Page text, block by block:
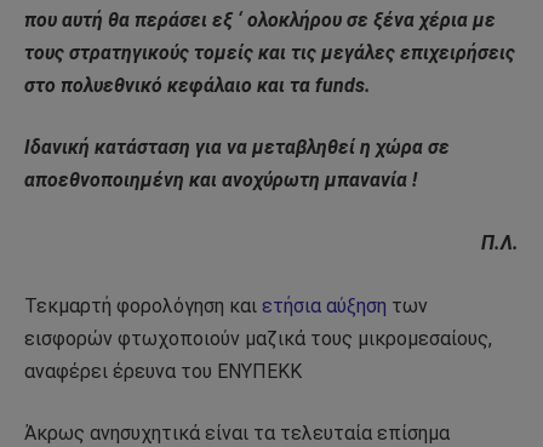
που αυτή θα περάσει εξ ‘ ολοκλήρου σε ξένα χέρια με
τους στρατηγικούς τομείς και τις μεγάλες επιχειρήσεις
στο πολυεθνικό κεφάλαιο και τα funds.
Ιδανική κατάσταση για να μεταβληθεί η χώρα σε
αποεθνοποιημένη και ανοχύρωτη μπανανία !
Π.Λ.
Τεκμαρτή φορολόγηση και ετήσια αύξηση των
εισφορών φτωχοποιούν μαζικά τους μικρομεσαίους,
αναφέρει έρευνα του ΕΝΥΠΕΚΚ
Άκρως ανησυχητικά είναι τα τελευταία επίσημα